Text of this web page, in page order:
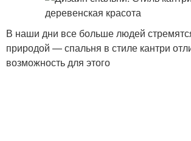
В наши дни все больше людей
природой — спальня в стиле кантри
возможность для этого